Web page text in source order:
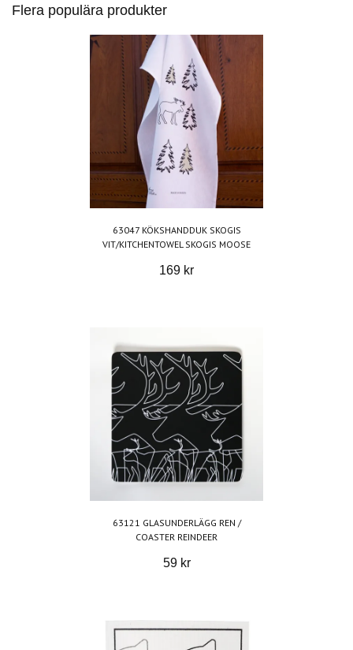
Flera populära produkter
63047 KÖKSHANDDUK SKOGIS
VIT/KITCHENTOWEL SKOGIS MOOSE
169 kr
63121 GLASUNDERLÄGG REN /
COASTER REINDEER
59 kr